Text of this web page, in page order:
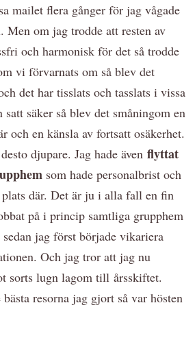
mailet flera gånger för jag vågade
Men om jag trodde att resten av
och harmonisk för det så trodde
vi förvarnats om så blev det
det har tisslats och tasslats i vissa
säker så blev det småningom en
och en känsla av fortsatt osäkerhet.
djupare. Jag hade även flyttat
som hade personalbrist och
där. Det är ju i alla fall en fin
på i princip samtliga grupphem
jag först började vikariera
Och jag tror att jag nu
sorts lugn lagom till årsskiftet.
resorna jag gjort så var hösten